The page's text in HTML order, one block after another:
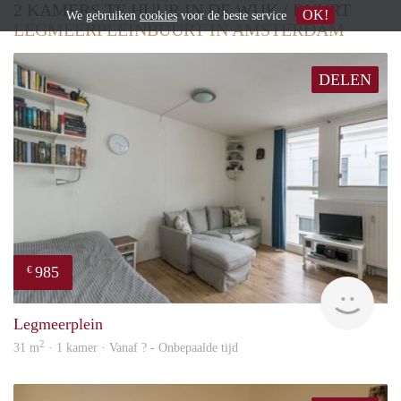
2 KAMERS TE HUUR IN DE WIJK / BUURT
LEGMEERPLEINBUURT IN AMSTERDAM
DELEN
€ 985
Legmeerplein
31 m2 · 1 kamer · Vanaf ? - Onbepaalde tijd
We gebruiken cookies voor de beste service OK!